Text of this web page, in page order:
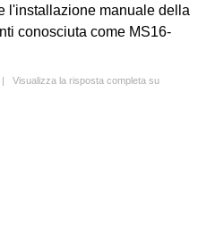
l'installazione manuale della
conosciuta come MS16-
| Visualizza la risposta completa su